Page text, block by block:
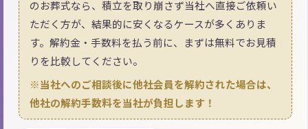
のお葬式なら、積立を取り崩さず当社へ直接ご依頼い
ただく方が、結果的に安くなるケースが多くありま
す。解約金・手数料を払う前に、まずは無料でお見積
りを比較してください。
※当社へのご相談後に他社会員を解約された場合は、
他社の解約手数料を当社が負担します！